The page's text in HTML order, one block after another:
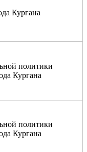
Кургана
политики
Кургана
политики
Кургана